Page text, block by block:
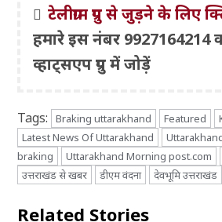
टेलीग्राम ग्रुप से जुड़ने के लिए
हमारे इस नंबर 9927164214
व्हाट्सएप ग्रुप में जोड़ें
Tags: Braking uttarakhand Featured
Latest News Of Uttarakhand
braking
Uttarakhand Morning post.com
उत्तराखंड से खबर
डीएम वंदना देवभूमि उत्तराखंड
Related Stories